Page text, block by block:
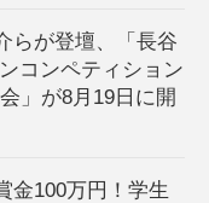
らが登壇、「長谷
コンペティション
」が8月19日に開
金100万円！学生